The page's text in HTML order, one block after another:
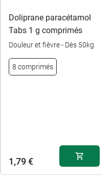
Doliprane paracétamol
Tabs 1 g comprimés
Douleur et fièvre - Dès 50kg
8 comprimés
1,79 €